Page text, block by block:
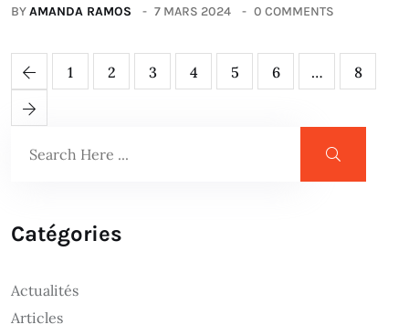
BYAMANDA RAMOS 7 MARS 2024 0 COMMENTS
1 2 3 4 5 6 … 8
Catégories
Actualités
Articles